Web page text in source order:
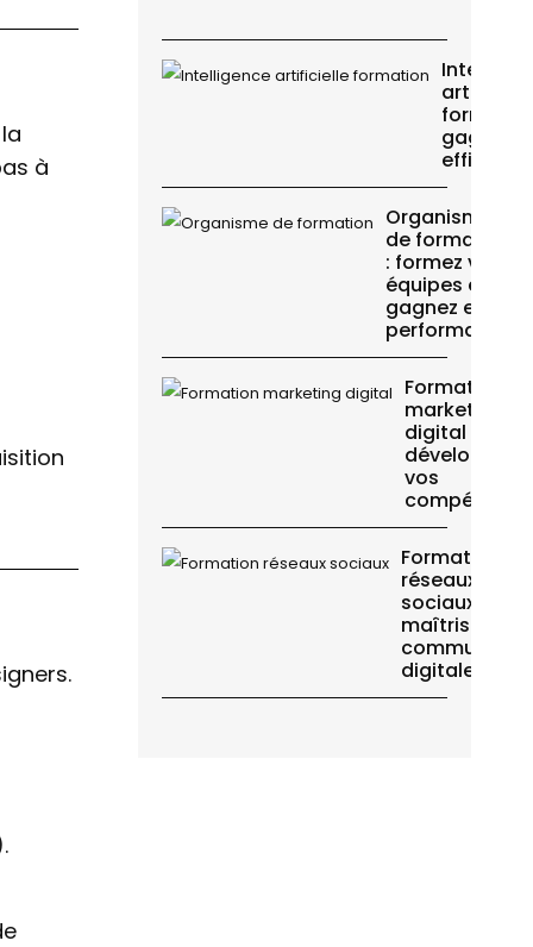
à
gagnez
efficacité
Organisme
de formation
: formez vos
équipes et
gagnez en
performance
Formation
marketing
digital :
développez
vos
Formation
réseaux
sociaux :
maîtrisez
digitale